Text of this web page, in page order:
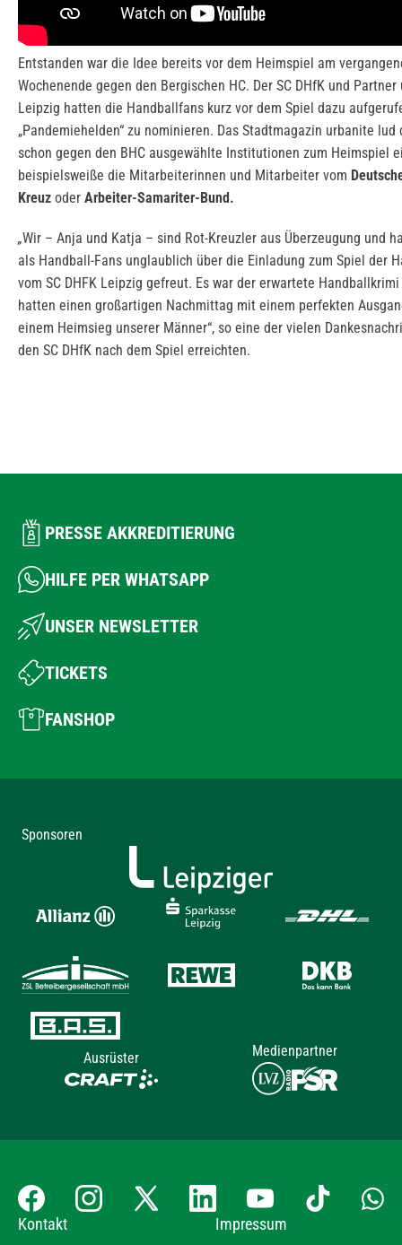
Entstanden war die Idee bereits vor dem Heimspiel am
Wochenende gegen den Bergischen HC. Der SC DHfK und
Leipzig hatten die Handballfans kurz vor dem Spiel dazu
„Pandemiehelden“ zu nominieren. Das Stadtmagazin urbanite lud
schon gegen den BHC ausgewählte Institutionen zum Heimspiel
beispielsweiße die Mitarbeiterinnen und Mitarbeiter vom
Kreuz oder Arbeiter-Samariter-Bund.
„Wir – Anja und Katja – sind Rot-Kreuzler aus Überzeugung und
als Handball-Fans unglaublich über die Einladung zum Spiel der
vom SC DHFK Leipzig gefreut. Es war der erwartete
hatten einen großartigen Nachmittag mit einem perfekten
einem Heimsieg unserer Männer“, so eine der vielen
den SC DHfK nach dem Spiel erreichten.
PRESSE AKKREDITIERUNG
HILFE PER WHATSAPP
UNSER NEWSLETTER
TICKETS
FANSHOP
Sponsoren
Ausrüster Medienpartner
Kontakt Impressum